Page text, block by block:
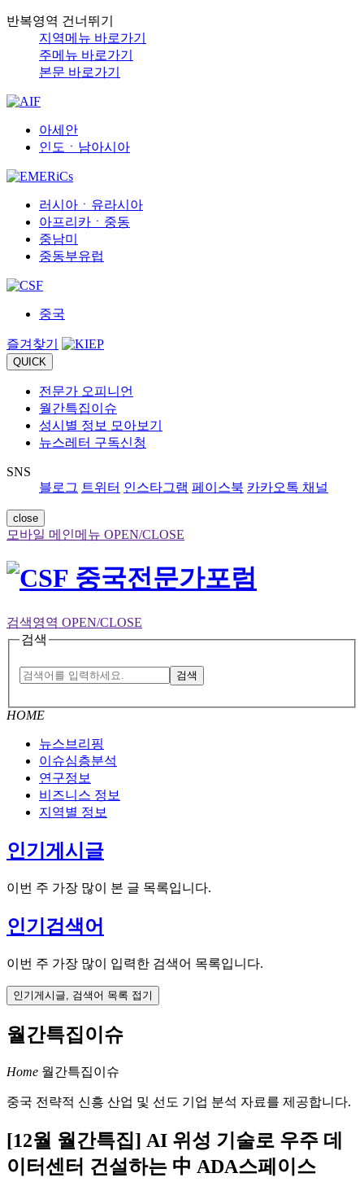
반복영역 건너뛰기
지역메뉴 바로가기
주메뉴 바로가기
본문 바로가기
아세안
인도ㆍ남아시아
러시아ㆍ유라시아
아프리카ㆍ중동
중남미
중동부유럽
중국
즐겨찾기
QUICK
전문가 오피니언
월간특집이슈
성시별 정보 모아보기
뉴스레터 구독신청
SNS
블로그 트위터 인스타그램 페이스북 카카오톡 채널
close
모바일 메인메뉴 OPEN/CLOSE
검색영역 OPEN/CLOSE
검색
검색
HOME
뉴스브리핑
이슈심층분석
연구정보
비즈니스 정보
지역별 정보
인기게시글
이번 주 가장 많이 본 글 목록입니다.
인기검색어
이번 주 가장 많이 입력한 검색어 목록입니다.
인기게시글, 검색어 목록 접기
월간특집이슈
Home 월간특집이슈
중국 전략적 신흥 산업 및 선도 기업 분석 자료를 제공합니다.
[12월 월간특집] AI 위성 기술로 우주 데
이터센터 건설하는 中 ADA스페이스